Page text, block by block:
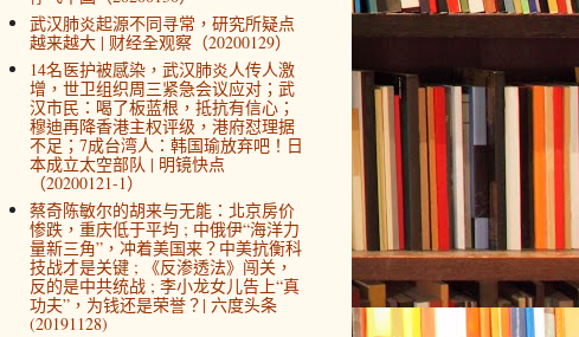
武汉肺炎起源不同寻常，研究所疑点
越来越大 | 财经全观察（20200129）
14名医护被感染，武汉肺炎人传人激
增，世卫组织周三紧急会议应对；武
汉市民：喝了板蓝根，抵抗有信心；
穆迪再降香港主权评级，港府怼理据
不足；7成台湾人：韩国瑜放弃吧！日
本成立太空部队 | 明镜快点
（20200121-1）
蔡奇陈敏尔的胡来与无能：北京房价
惨跌，重庆低于平均 ; 中俄伊“海洋力
量新三角”，冲着美国来？中美抗衡科
技战才是关键 ; 《反渗透法》闯关，
反的是中共统战 ; 李小龙女儿告上“真
功夫”，为钱还是荣誉？| 六度头条
(20191128)